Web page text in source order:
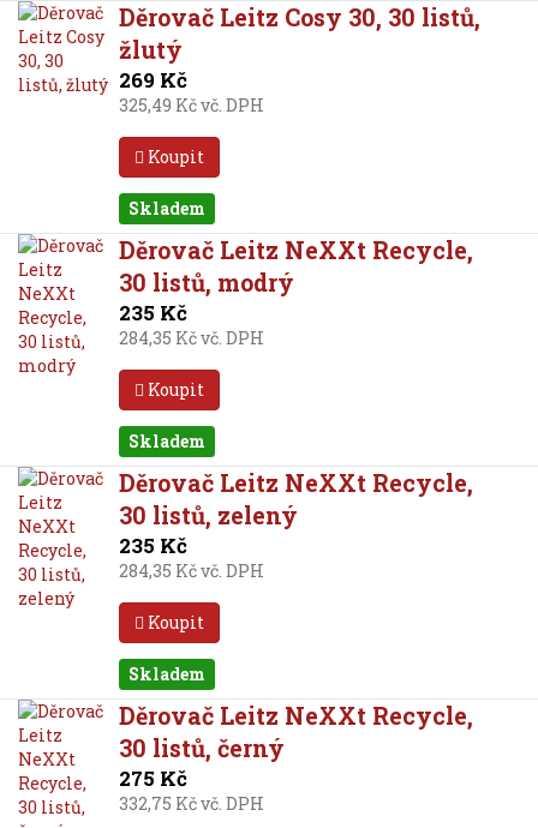
Děrovač Leitz Cosy 30, 30 listů,
žlutý
269 Kč
325,49 Kč vč. DPH
Koupit
Skladem
Děrovač Leitz NeXXt Recycle,
30 listů, modrý
235 Kč
284,35 Kč vč. DPH
Koupit
Skladem
Děrovač Leitz NeXXt Recycle,
30 listů, zelený
235 Kč
284,35 Kč vč. DPH
Koupit
Skladem
Děrovač Leitz NeXXt Recycle,
30 listů, černý
275 Kč
332,75 Kč vč. DPH